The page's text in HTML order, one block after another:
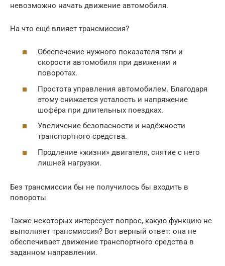
невозможно начать движение автомобиля.
На что ещё влияет трансмиссия?
Обеспечение нужного показателя тяги и
скорости автомобиля при движении и
поворотах.
Простота управления автомобилем. Благодаря
этому снижается усталость и напряжение
шофёра при длительных поездках.
Увеличение безопасности и надёжности
транспортного средства.
Продление «жизни» двигателя, снятие с него
лишней нагрузки.
Без трансмиссии бы не получилось бы входить в
повороты
Также некоторых интересует вопрос, какую функцию не
выполняет трансмиссия? Вот верный ответ: она не
обеспечивает движение транспортного средства в
заданном направлении.